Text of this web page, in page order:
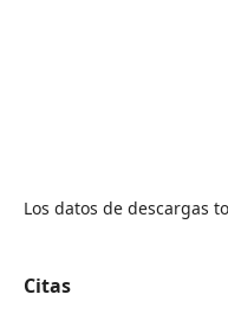
Los datos de descargas
Citas